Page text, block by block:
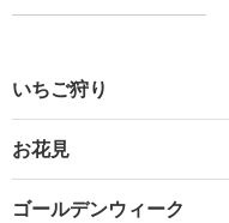
いちご狩り
お花見
ゴールデンウィーク